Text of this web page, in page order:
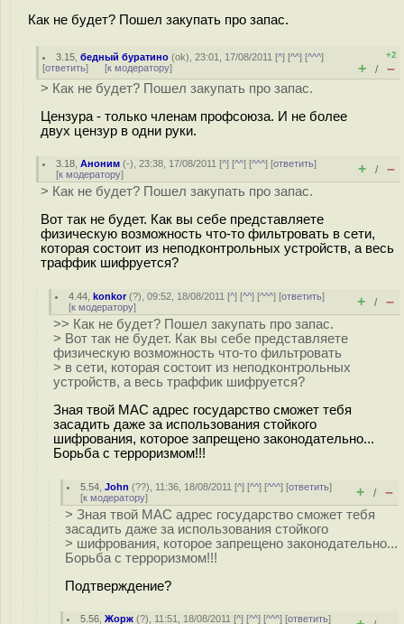
Как не будет? Пошел закупать про запас.
3.15 ,бедный буратино (ok), 23:01, 17/08/2011 [^] [^^] [^^^]
[ответить] [к модератору]
+2
+ / –
> Как не будет? Пошел закупать про запас.
Цензура - только членам профсоюза. И не более
двух цензур в одни руки.
3.18 ,Аноним (-), 23:38, 17/08/2011 [^] [^^] [^^^] [ответить]
[к модератору] + / –
> Как не будет? Пошел закупать про запас.
Вот так не будет. Как вы себе представляете
физическую возможность что-то фильтровать в сети,
которая состоит из неподконтрольных устройств, а весь
траффик шифруется?
4.44 ,konkor(?), 09:52, 18/08/2011 [^] [^^] [^^^] [ответить]
[к модератору] + / –
>> Как не будет? Пошел закупать про запас.
> Вот так не будет. Как вы себе представляете
физическую возможность что-то фильтровать
> в сети, которая состоит из неподконтрольных
устройств, а весь траффик шифруется?
Зная твой МАС адрес государство сможет тебя
засадить даже за использования стойкого
шифрования, которое запрещено законодательно...
Борьба с терроризмом!!!
5.54 ,John (??), 11:36, 18/08/2011 [^] [^^] [^^^] [ответить]
[к модератору] + / –
> Зная твой МАС адрес государство сможет тебя
засадить даже за использования стойкого
> шифрования, которое запрещено законодательно...
Борьба с терроризмом!!!
Подтверждение?
5.56 ,Жорж (?), 11:51, 18/08/2011 [^] [^^] [^^^] [ответить]